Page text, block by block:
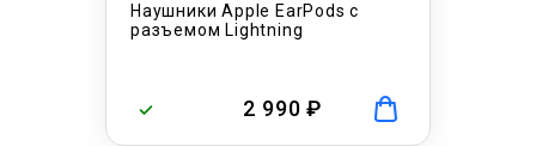
Наушники Apple EarPods с
разъемом Lightning
2 990 ₽